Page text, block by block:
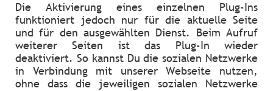
Die Aktivierung eines einzelnen Plug-Ins
funktioniert jedoch nur für die aktuelle Seite
und für den ausgewählten Dienst. Beim Aufruf
weiterer Seiten ist das Plug-In wieder
deaktiviert. So kannst Du die sozialen Netzwerke
in Verbindung mit unserer Webseite nutzen,
ohne dass die jeweiligen sozialen Netzwerke